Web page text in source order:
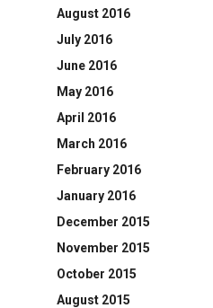
August 2016
July 2016
June 2016
May 2016
April 2016
March 2016
February 2016
January 2016
December 2015
November 2015
October 2015
August 2015